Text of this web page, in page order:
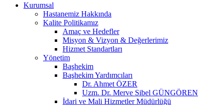
Kurumsal
Hastanemiz Hakkında
Kalite Politikamız
Amaç ve Hedefler
Misyon & Vizyon & Değerlerimiz
Hizmet Standartları
Yönetim
Başhekim
Başhekim Yardımcıları
Dr. Ahmet ÖZER
Uzm. Dr. Merve Sibel GÜNGÖREN
İdari ve Mali Hizmetler Müdürlüğü